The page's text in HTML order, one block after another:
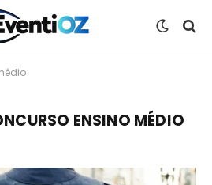
ENSINO MÉDIO